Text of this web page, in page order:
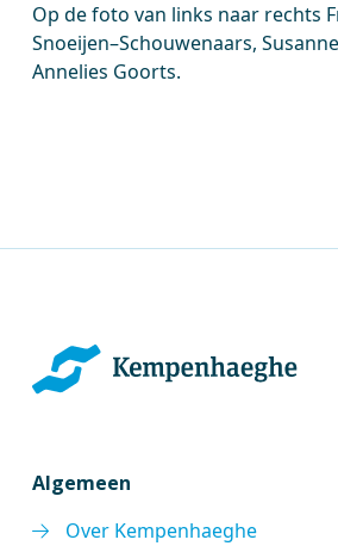
Op de foto van links naar rechts
Snoeijen–Schouwenaars,
Annelies Goorts.
Algemeen
Over Kempenhaeghe